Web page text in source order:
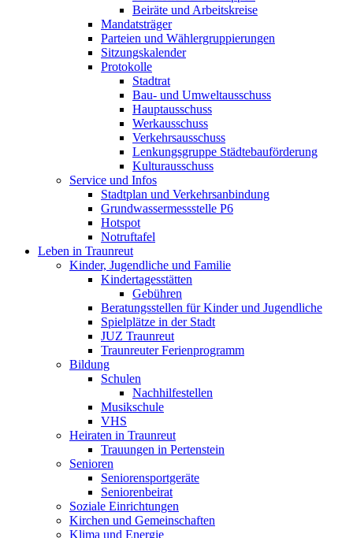
Beiräte und Arbeitskreise
Mandatsträger
Parteien und Wählergruppierungen
Sitzungskalender
Protokolle
Stadtrat
Bau- und Umweltausschuss
Hauptausschuss
Werkausschuss
Verkehrsausschuss
Lenkungsgruppe Städtebauförderung
Kulturausschuss
Service und Infos
Stadtplan und Verkehrsanbindung
Grundwassermessstelle P6
Hotspot
Notruftafel
Leben in Traunreut
Kinder, Jugendliche und Familie
Kindertagesstätten
Gebühren
Beratungsstellen für Kinder und Jugendliche
Spielplätze in der Stadt
JUZ Traunreut
Traunreuter Ferienprogramm
Bildung
Schulen
Nachhilfestellen
Musikschule
VHS
Heiraten in Traunreut
Trauungen in Pertenstein
Senioren
Seniorensportgeräte
Seniorenbeirat
Soziale Einrichtungen
Kirchen und Gemeinschaften
Klima und Energie